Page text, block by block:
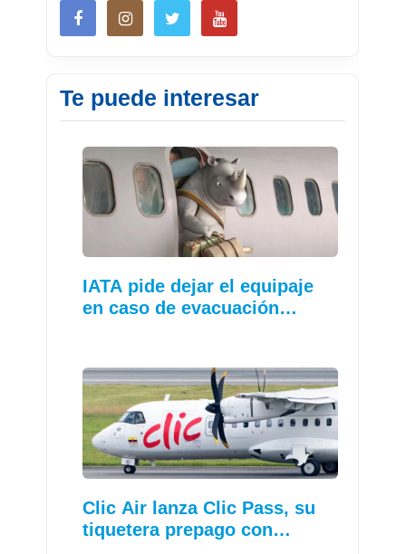
Te puede interesar
IATA pide dejar el equipaje
en caso de evacuación…
Clic Air lanza Clic Pass, su
tiquetera prepago con…